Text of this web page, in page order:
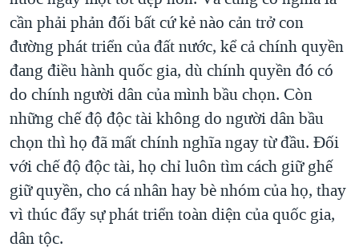
cần phải phản đối bất cứ kẻ nào cản trở con
đường phát triển của đất nước, kể cả chính quyền
đang điều hành quốc gia, dù chính quyền đó có
do chính người dân của mình bầu chọn. Còn
những chế độ độc tài không do người dân bầu
chọn thì họ đã mất chính nghĩa ngay từ đầu. Đối
với chế độ độc tài, họ chỉ luôn tìm cách giữ ghế
giữ quyền, cho cá nhân hay bè nhóm của họ, thay
vì thúc đẩy sự phát triển toàn diện của quốc gia,
dân tộc.